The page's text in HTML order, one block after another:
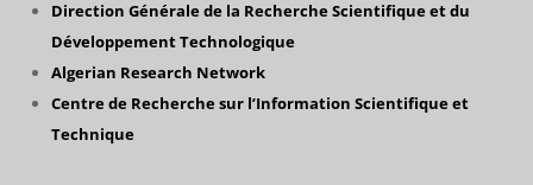
Direction Générale de la Recherche Scientifiqueet du
Développement Technologique
Algerian Research Network
Centre de Recherche sur l’Information Scientifique et
Technique